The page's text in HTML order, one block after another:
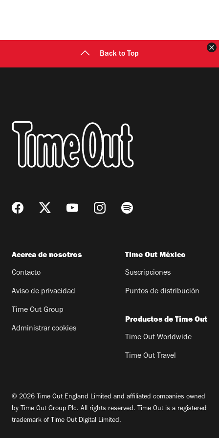
Back to Top
Acerca de nosotros
Contacto
Aviso de privacidad
Time Out Group
Administrar cookies
Time Out México
Suscripciones
Puntos de distribución
Productos de Time Out
Time Out Worldwide
Time Out Travel
© 2026 Time Out England Limited and affiliated companies owned
by Time Out Group Plc. All rights reserved. Time Out is a registered
trademark of Time Out Digital Limited.